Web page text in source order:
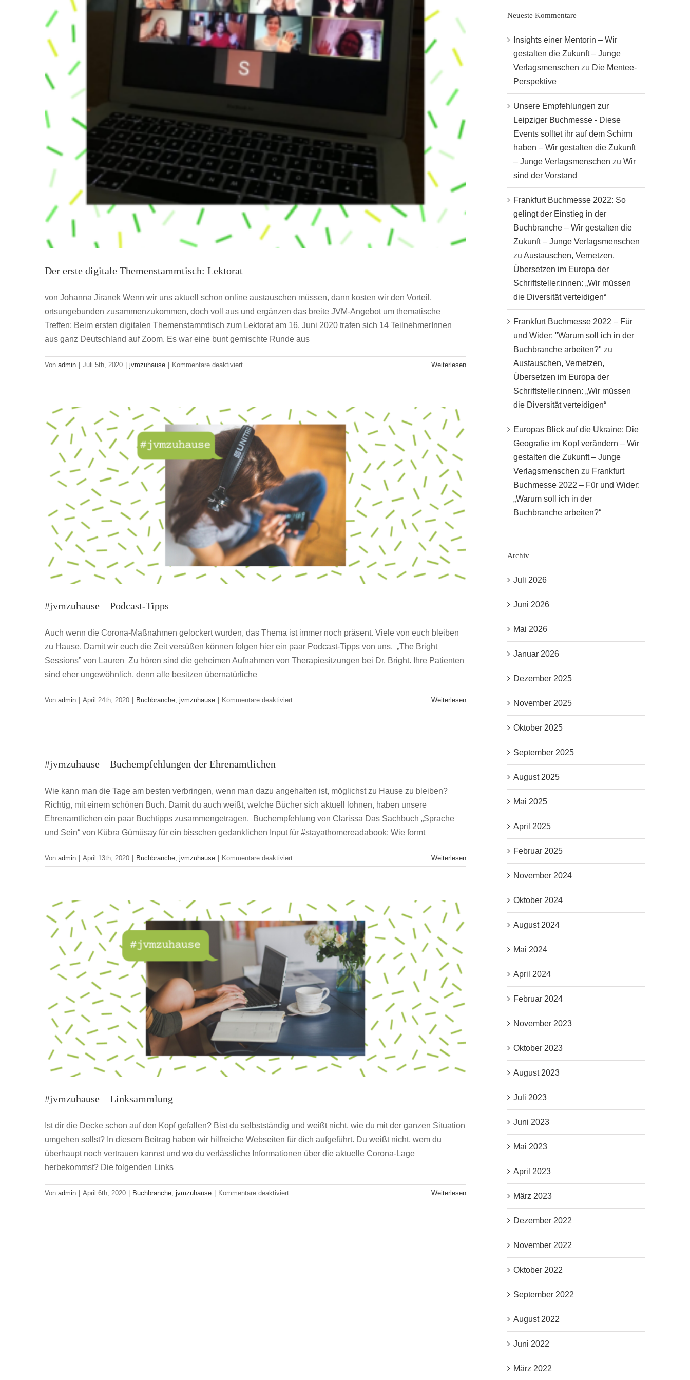
Der erste digitale Themenstammtisch: Lektorat
von Johanna Jiranek Wenn wir uns aktuell schon online austauschen müssen, dann kosten wir den Vorteil,
ortsungebunden zusammenzukommen, doch voll aus und ergänzen das breite JVM-Angebot um thematische
Treffen: Beim ersten digitalen Themenstammtisch zum Lektorat am 16. Juni 2020 trafen sich 14 TeilnehmerInnen
aus ganz Deutschland auf Zoom. Es war eine bunt gemischte Runde aus
Von admin Juli 5th, 2020 jvmzuhause Kommentare deaktiviertfür
Der
Themenstammtisch:
Lektorat
Weiterlesen
#jvmzuhause – Podcast-Tipps
Buchbranche jvmzuhause
#jvmzuhause – Podcast-Tipps
Auch wenn die Corona-Maßnahmen gelockert wurden, das Thema ist immer noch präsent. Viele von euch bleiben
zu Hause. Damit wir euch die Zeit versüßen können folgen hier ein paar Podcast-Tipps von uns. „The Bright
Sessions” von Lauren Zu hören sind die geheimen Aufnahmen von Therapiesitzungen bei Dr. Bright. Ihre Patienten
sind eher ungewöhnlich, denn alle besitzen übernatürliche
Von admin | April 24th, 2020 | Buchbranche jvmzuhause | Kommentare deaktiviertfür
#jvmzuhause
Weiterlesen
Buchbranche jvmzuhause
#jvmzuhause – Buchempfehlungen der Ehrenamtlichen
Wie kann man die Tage am besten verbringen, wenn man dazu angehalten ist, möglichst zu Hause zu bleiben?
Richtig, mit einem schönen Buch. Damit du auch weißt, welche Bücher sich aktuell lohnen, haben unsere
Ehrenamtlichen ein paar Buchtipps zusammengetragen. Buchempfehlung von Clarissa Das Sachbuch „Sprache
und Sein“ von Kübra Gümüsay für ein bisschen gedanklichen Input für #stayathomereadabook: Wie formt
Von admin | April 13th, 2020 | Buchbranche jvmzuhause | Kommentare deaktiviertfür
#jvmzuhause
Ehrenamtlichen
Weiterlesen
#jvmzuhause – Linksammlung
Buchbranche jvmzuhause
#jvmzuhause – Linksammlung
Ist dir die Decke schon auf den Kopf gefallen? Bist du selbstständig und weißt nicht, wie du mit der ganzen Situation
umgehen sollst? In diesem Beitrag haben wir hilfreiche Webseiten für dich aufgeführt. Du weißt nicht, wem du
überhaupt noch vertrauen kannst und wo du verlässliche Informationen über die aktuelle Corona-Lage
herbekommst? Die folgenden Links
Von admin April 6th, 2020 Buchbranche, jvmzuhause Kommentare deaktiviertfür
#jvmzuhause
Weiterlesen
Neueste Kommentare
Insights einer Mentorin – Wir
gestalten die Zukunft – Junge
Verlagsmenschen zu Die Mentee-
Perspektive
Unsere Empfehlungen zur
Leipziger Buchmesse - Diese
Events solltet ihr auf dem Schirm
haben – Wir gestalten die Zukunft
– Junge Verlagsmenschen zu Wir
sind der Vorstand
Frankfurt Buchmesse 2022: So
gelingt der Einstieg in der
Buchbranche – Wir gestalten die
Zukunft – Junge Verlagsmenschen
zu Austauschen, Vernetzen,
Übersetzen im Europa der
Schriftsteller:innen: „Wir müssen
die Diversität verteidigen“
Frankfurt Buchmesse 2022 – Für
und Wider: "Warum soll ich in der
Buchbranche arbeiten?" zu
Austauschen, Vernetzen,
Übersetzen im Europa der
Schriftsteller:innen: „Wir müssen
die Diversität verteidigen“
Europas Blick auf die Ukraine: Die
Geografie im Kopf verändern – Wir
gestalten die Zukunft – Junge
Verlagsmenschen zu Frankfurt
Buchmesse 2022 – Für und Wider:
„Warum soll ich in der
Buchbranche arbeiten?“
Archiv
Juli 2026
Juni 2026
Mai 2026
Januar 2026
Dezember 2025
November 2025
Oktober 2025
September 2025
August 2025
Mai 2025
April 2025
Februar 2025
November 2024
Oktober 2024
August 2024
Mai 2024
April 2024
Februar 2024
November 2023
Oktober 2023
August 2023
Juli 2023
Juni 2023
Mai 2023
April 2023
März 2023
Dezember 2022
November 2022
Oktober 2022
September 2022
August 2022
Juni 2022
März 2022